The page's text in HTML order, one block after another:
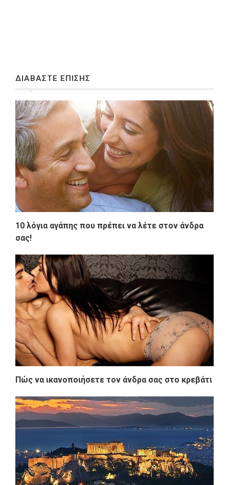
ΔΙΑΒΑΣΤΕ ΕΠΙΣΗΣ
10 λόγια αγάπης που πρέπει να λέτε στον άνδρα
σας!
Πώς να ικανοποιήσετε τον άνδρα σας στο κρεβάτι